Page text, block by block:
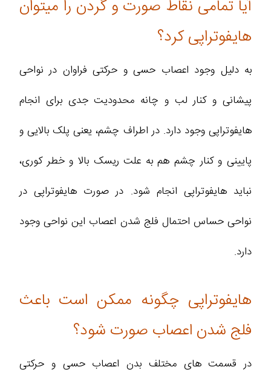
آیا تمامی نقاط صورت و گردن را میتوان
هایفوتراپی کرد؟
به دلیل وجود اعصاب حسی و حرکتی فراوان در نواحی
پیشانی و کنار لب و چانه محدودیت جدی برای انجام
هایفوتراپی وجود دارد. در اطراف چشم، یعنی پلک بالایی و
پایینی و کنار چشم هم به علت ریسک بالا و خطر کوری،
نباید هایفوتراپی انجام شود. در صورت هایفوتراپی در
نواحی حساس احتمال فلج شدن اعصاب این نواحی وجود
دارد.
هایفوتراپی چگونه ممکن است باعث
فلج شدن اعصاب صورت شود؟
در قسمت های مختلف بدن اعصاب حسی و حرکتی